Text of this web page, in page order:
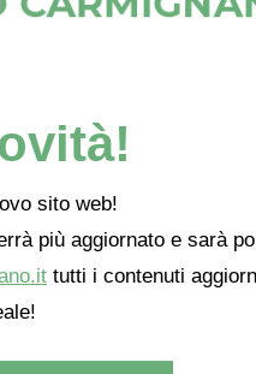
sito web!
più aggiornato e sarà
tutti i contenuti